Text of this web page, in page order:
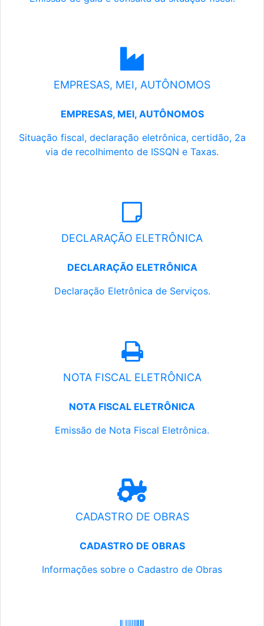
EMPRESAS, MEI, AUTÔNOMOS
EMPRESAS, MEI, AUTÔNOMOS
Situação fiscal, declaração eletrônica, certidão, 2a
via de recolhimento de ISSQN e Taxas.
DECLARAÇÃO ELETRÔNICA
DECLARAÇÃO ELETRÔNICA
Declaração Eletrônica de Serviços.
NOTA FISCAL ELETRÔNICA
NOTA FISCAL ELETRÔNICA
Emissão de Nota Fiscal Eletrônica.
CADASTRO DE OBRAS
CADASTRO DE OBRAS
Informações sobre o Cadastro de Obras